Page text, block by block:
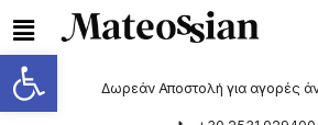
Ανοίξτε τη γραμμή εργαλείων
Δωρεάν Αποστολή για αγορές